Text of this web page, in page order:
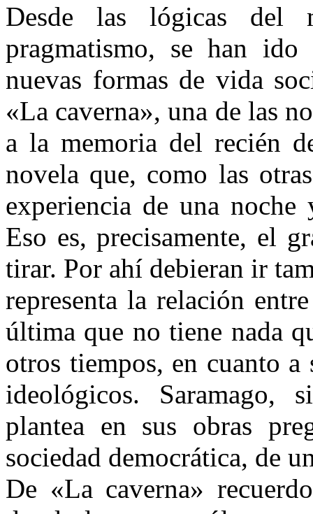
Desde las lógicas del
pragmatismo, se han
nuevas formas de vida
«La caverna», una de las
a la memoria del recién
novela que, como las
experiencia de una
Eso es, precisamente, el
tirar. Por ahí debieran ir
representa la relación
última que no tiene nada
otros tiempos, en cuanto a
ideológicos. Saramago,
plantea en sus obras
sociedad democrática, de
De «La caverna»